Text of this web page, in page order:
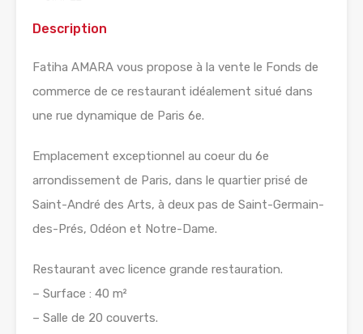
Description
Fatiha AMARA vous propose à la vente le Fonds de
commerce de ce restaurant idéalement situé dans
une rue dynamique de Paris 6e.
Emplacement exceptionnel au coeur du 6e
arrondissement de Paris, dans le quartier prisé de
Saint-André des Arts, à deux pas de Saint-Germain-
des-Prés, Odéon et Notre-Dame.
Restaurant avec licence grande restauration.
– Surface : 40 m²
– Salle de 20 couverts.